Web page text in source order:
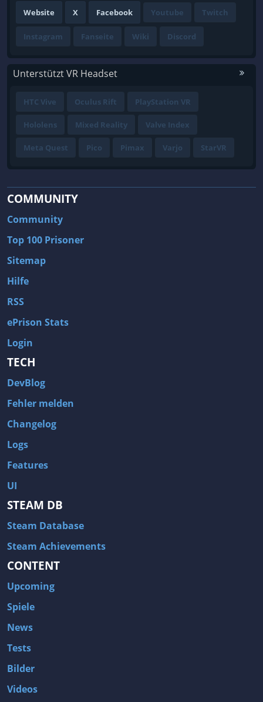
Website X Facebook Youtube Twitch
Instagram Fanseite Wiki Discord
Unterstützt VR Headset
HTC Vive Oculus Rift PlayStation VR
Hololens Mixed Reality Valve Index
Meta Quest Pico Pimax Varjo StarVR
COMMUNITY
Community
Top 100 Prisoner
Sitemap
Hilfe
RSS
ePrison Stats
Login
TECH
DevBlog
Fehler melden
Changelog
Logs
Features
UI
STEAM DB
Steam Database
Steam Achievements
CONTENT
Upcoming
Spiele
News
Tests
Bilder
Videos